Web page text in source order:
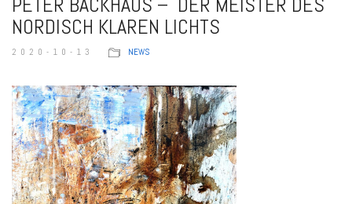
PETER BACKHAUS – DER MEISTER DES
NORDISCH KLAREN LICHTS
2020-10-13 NEWS